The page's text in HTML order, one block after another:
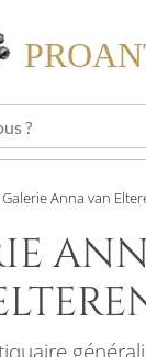
Galerie Anna van